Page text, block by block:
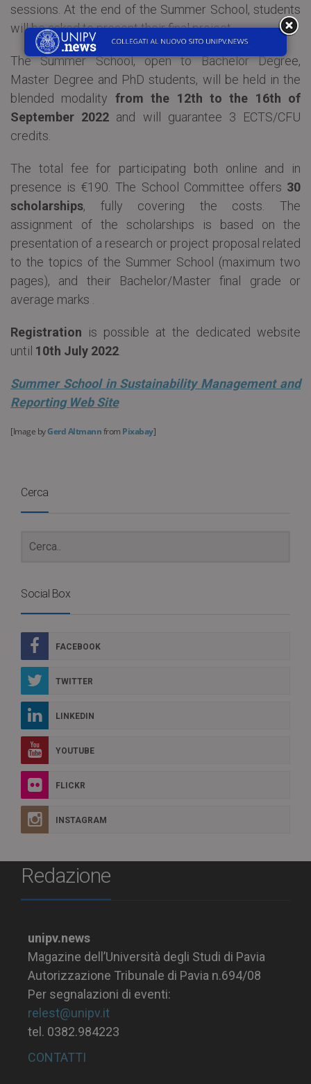
sessions. At the end of the Summer School, students
will be asked to present their final project.
The Summer School, open to Bachelor Degree,
Master Degree and PhD students, will be held in the
blended modality from the 12th to the 16th of
September 2022 and will guarantee 3 ECTS/CFU
credits.
The total fee for participating both online and in
presence is €190. The School Committee offers 30
scholarships, fully covering the costs. The
assignment of the scholarships is based on the
presentation of a research or project proposal related
to the topics of the Summer School (maximum two
pages), and their Bachelor/Master final grade or
average marks .
Registration is possible at the dedicated website
until 10th July 2022
Summer School in Sustainability Management and
Reporting Web Site
[Image byGerd Altmannfrom Pixabay]
Cerca
Social Box
FACEBOOK
TWITTER
LINKEDIN
YOUTUBE
FLICKR
INSTAGRAM
Redazione
unipv.news
Magazine dell’Università degli Studi di Pavia
Autorizzazione Tribunale di Pavia n.694/08
Per segnalazioni di eventi:
relest@unipv.it
tel. 0382.984223
CONTATTI